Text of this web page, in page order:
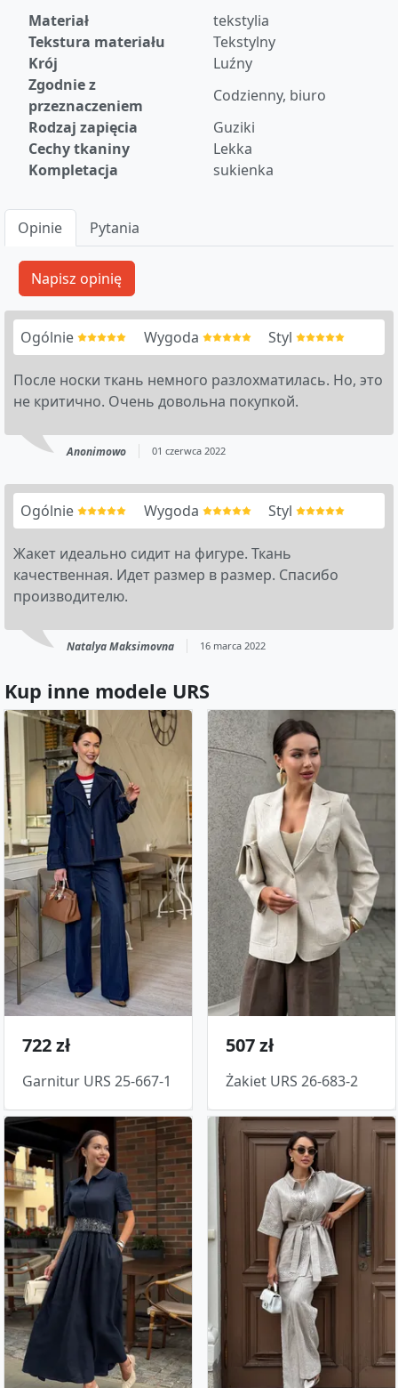
Materiał
tekstylia
Tekstura materiału
Tekstylny
Krój
Luźny
Zgodnie z
przeznaczeniem
Codzienny, biuro
Rodzaj zapięcia
Guziki
Cechy tkaniny
Lekka
Kompletacja
sukienka
Opinie Pytania
Ogólnie Wygoda Styl
После носки ткань немного разлохматилась. Но, это
не критично. Очень довольна покупкой.
Anonimowo 01 czerwca 2022
Ogólnie Wygoda Styl
Жакет идеально сидит на фигуре. Ткань
качественная. Идет размер в размер. Спасибо
производителю.
Natalya Maksimovna 16 marca 2022
Kup inne modele URS
722 zł
Garnitur URS 25-667-1
507 zł
Żakiet URS 26-683-2